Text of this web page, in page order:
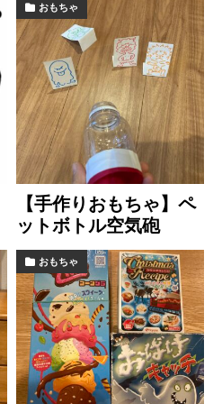
おもちゃ
【手作りおもちゃ】ペ
ットボトル空気砲
おもちゃ